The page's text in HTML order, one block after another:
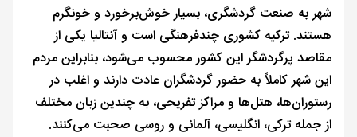
شهر به صنعت گردشگری، بسیار خوش‌برخورد و خونگرم
هستند. ترکیه کشوری چندفرهنگی است و آنتالیا یکی از
مقاصد پرگردشگر این کشور محسوب می‌شود، بنابراین مردم
این شهر کاملاً به حضور گردشگران عادت دارند و اغلب در
رستوران‌ها، هتل‌ها و مراکز تفریحی، به چندین زبان مختلف
از جمله ترکی، انگلیسی، آلمانی و روسی صحبت می‌کنند.